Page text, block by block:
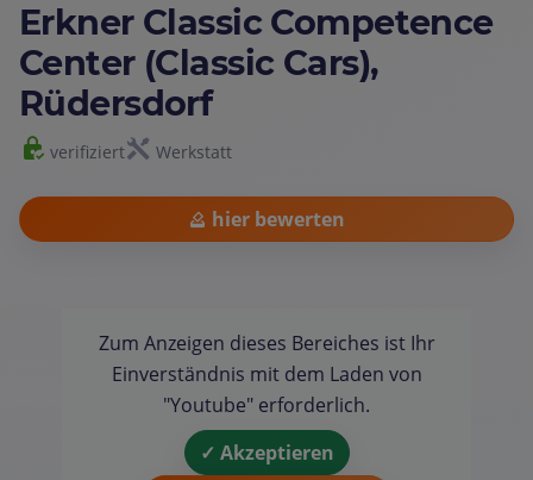
Erkner Classic Competence
Center (Classic Cars),
Rüdersdorf
verifiziert Werkstatt
hier bewerten
Zum Anzeigen dieses Bereiches ist Ihr
Einverständnis mit dem Laden von
"Youtube" erforderlich.
✓ Akzeptieren